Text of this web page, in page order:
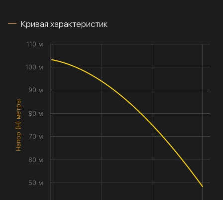
Кривая характеристик
Напор (H) метры
50 м
60 м
70 м
80 м
90 м
100 м
110 м